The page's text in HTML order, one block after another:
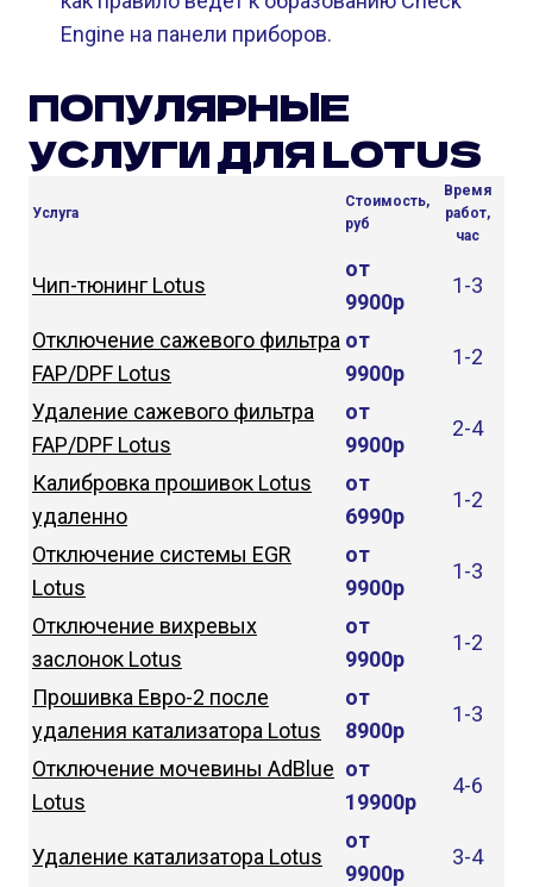
Engine на панели приборов.
ПОПУЛЯРНЫЕ
УСЛУГИ ДЛЯ LOTUS
Услуга
Стоимость,
руб
Время
работ,
час
Чип-тюнинг Lotus
от
9900р
1-3
Отключение сажевого фильтра
FAP/DPF Lotus
от
9900р
1-2
Удаление сажевого фильтра
FAP/DPF Lotus
от
9900р
2-4
Калибровка прошивок Lotus
удаленно
от
6990р
1-2
Отключение системы EGR
Lotus
от
9900р
1-3
Отключение вихревых
заслонок Lotus
от
9900р
1-2
Прошивка Евро-2 после
удаления катализатора Lotus
от
8900р
1-3
Отключение мочевины AdBlue
Lotus
от
19900р
4-6
Удаление катализатора Lotus
от
9900р
3-4